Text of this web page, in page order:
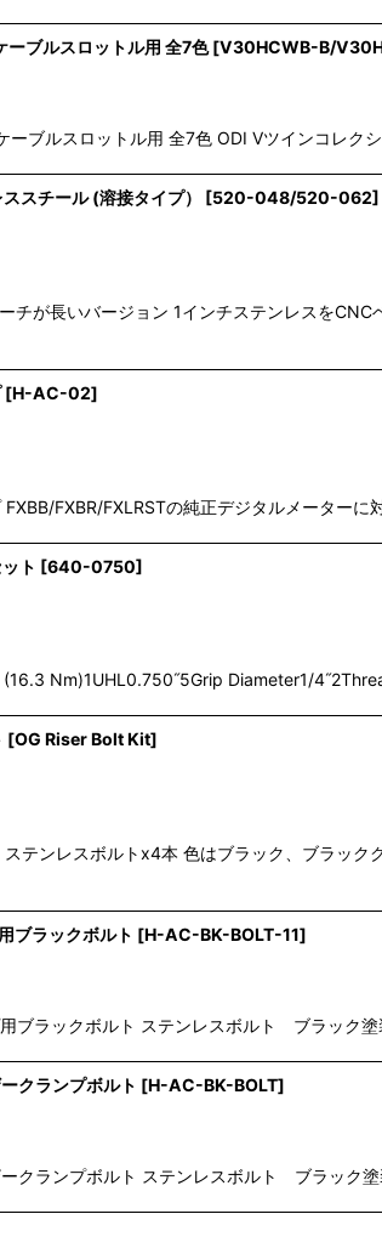
ーブルスロットル用 全7色 [V30HCWB-B/
ーブルスロットル用 全7色 ODI Vツインコレ
スチール (溶接タイプ） [520-048/520-062]
チが長いバージョン 1インチステンレスを
[H-AC-02]
FXBR/FXLRSTの純正デジタルメーター
ト [640-0750]
Nm)1UHL0.750˝5Grip Diameter1/
[OG Riser Bolt Kit]
テンレスボルトx4本 色はブラック、ブラッ
ブラックボルト [H-AC-BK-BOLT-11]
ブラックボルト ステンレスボルト ブラック塗
クランプボルト [H-AC-BK-BOLT]
クランプボルト ステンレスボルト ブラック塗